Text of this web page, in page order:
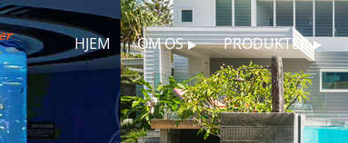
HJEM OM OS PRODUKTER